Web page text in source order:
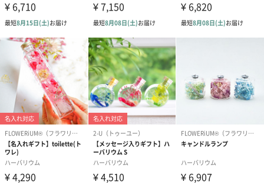
製造国（製造
日本（香川）
保存方法
直射日光を避け、常温で保存
使用上の注
意・使用法
オイルの透明感と植物のみずみずしい状態は約1年程度
持続します。その後は変化をお楽しみください。
原材料
花材/ブリーザブドフラワー（本物のお花となります）
注意事項
オイルは、航空危険物に含まれるため航空機に搭載す
ることができません。そのため離島などの航空便を使
用する地域にお住まいのかたへお届けの場合は、船便
に変更するため1週間前後お届けが遅くなる可能性がご
ざいます。